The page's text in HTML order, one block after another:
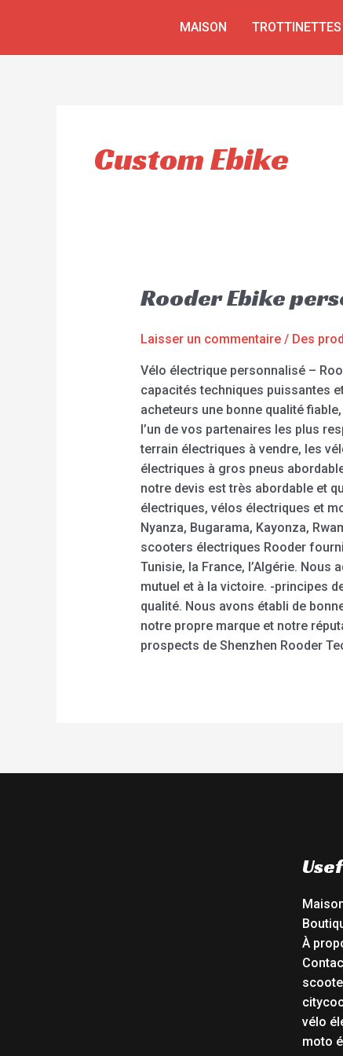
MAISON
Custom Ebike
Rooder Ebike
Laisser un commentaire / Des
Vélo électrique personnalisé –
capacités techniques puissantes
acheteurs une bonne qualité
l’un de vos partenaires les plus
terrain électriques à vendre, les
électriques à gros pneus
notre devis est très abordable et
électriques, vélos électriques et
Nyanza, Bugarama, Kayonza,
scooters électriques Rooder
Tunisie, la France, l’Algérie. Nous
mutuel et à la victoire. -principes
qualité. Nous avons établi de
notre propre marque et notre
prospects de Shenzhen Rooder
À
vélo
moto